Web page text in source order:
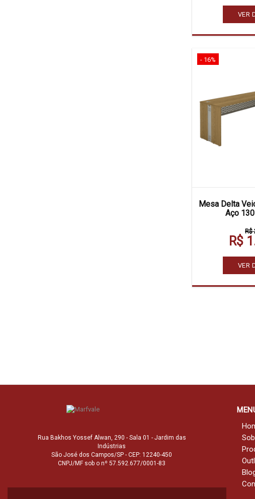
VER
- 16%
Mesa Delta
Aço
R$
R$
VER
Rua Bakhos Yossef Alwan, 290 - Sala 01 - Jardim das
Indústrias
São José dos Campos/SP - CEP: 12240-450
CNPJ/MF sob o nº 57.592.677/0001-83